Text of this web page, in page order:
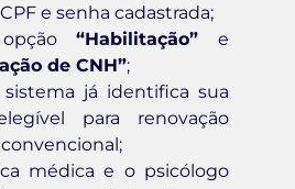
e senha cadastrada;
opção“Habilitação” e
de CNH”;
já identifica sua
para renovação
médica e o psicólogo